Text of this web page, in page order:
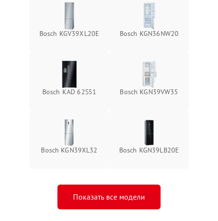
Bosch KGV39XL20E Bosch KGN36NW20
Bosch KAD 62S51 Bosch KGN39VW35
Bosch KGN39XL32 Bosch KGN39LB20E
Показать все модели